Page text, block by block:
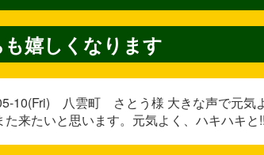
嬉しくなります
10(Fri) 八雲町 さとう様 大きな声で元気
た来たいと思います。元気よく、ハキハキと